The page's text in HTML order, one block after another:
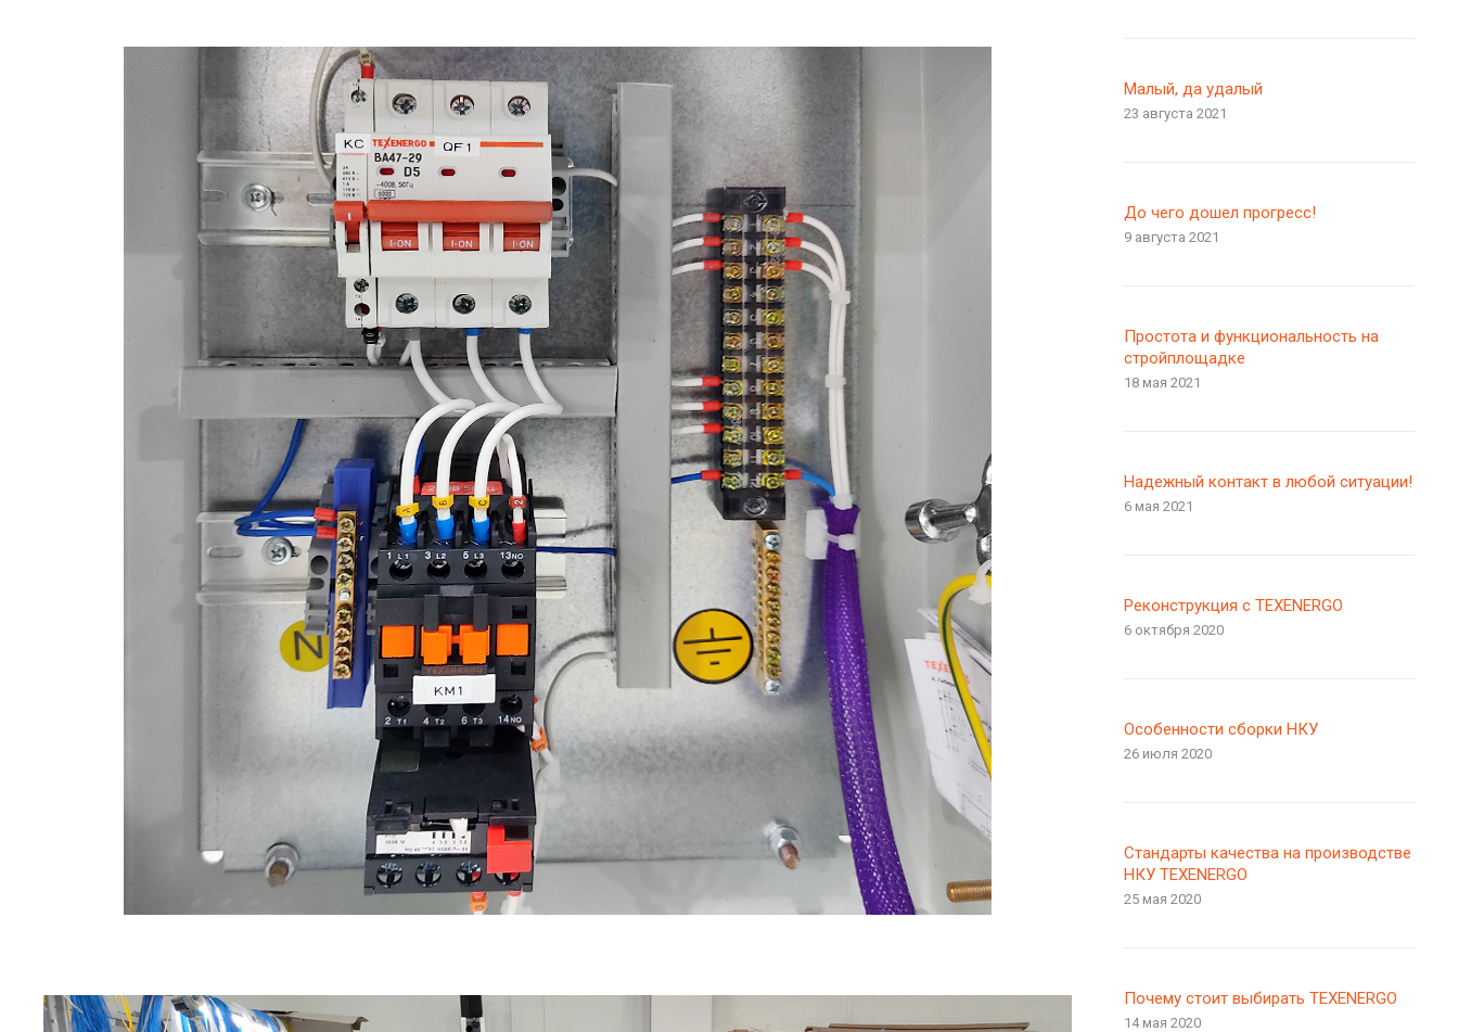
Малый, да удалый
23 августа 2021
До чего дошел прогресс!
9 августа 2021
Простота и функциональность на
стройплощадке
18 мая 2021
Надежный контакт в любой ситуации!
6 мая 2021
Реконструкция с TEXENERGO
6 октября 2020
Особенности сборки НКУ
26 июля 2020
Стандарты качества на производстве
НКУ TEXENERGO
25 мая 2020
Почему стоит выбирать TEXENERGO
14 мая 2020